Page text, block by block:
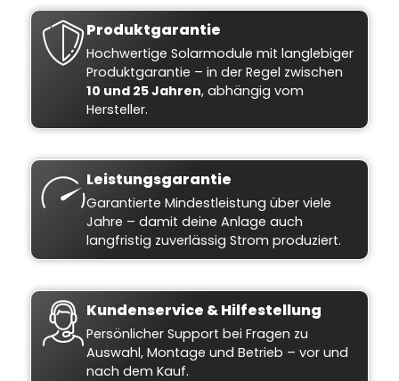
Produktgarantie
Hochwertige Solarmodule mit langlebiger
Produktgarantie – in der Regel zwischen
10 und 25 Jahren, abhängig vom
Hersteller.
Leistungsgarantie
Garantierte Mindestleistung über viele
Jahre – damit deine Anlage auch
langfristig zuverlässig Strom produziert.
Kundenservice & Hilfestellung
Persönlicher Support bei Fragen zu
Auswahl, Montage und Betrieb – vor und
nach dem Kauf.